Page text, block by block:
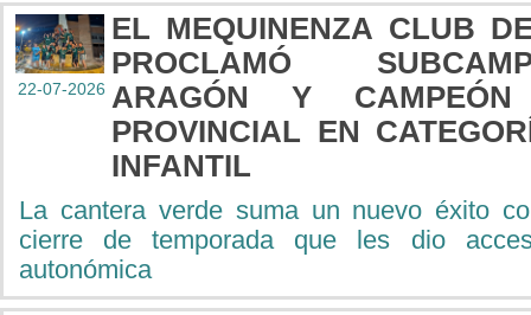
EL MEQUINENZA CLUB
PROCLAMÓ
ARAGÓN Y
PROVINCIAL EN
INFANTIL
22-07-2026
La cantera verde suma un nuevo éxito
cierre de temporada que les dio
autonómica